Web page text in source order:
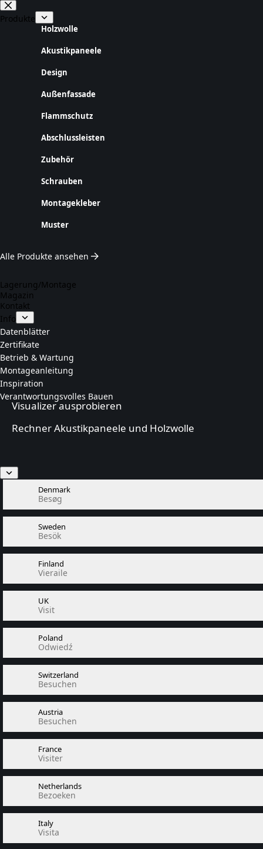
Zum
Inhalt
springen
Produkte
Holzwolle
Akustikpaneele
Design
Außenfassade
Flammschutz
Abschlussleisten
Zubehör
Schrauben
Montagekleber
Muster
Alle Produkte ansehen
Lagerung/Montage
Magazin
Kontakt
Info
Datenblätter
Zertifikate
Betrieb & Wartung
Montageanleitung
Inspiration
Verantwortungsvolles Bauen
Visualizer ausprobieren
Rechner Akustikpaneele und Holzwolle
Denmark
Besøg
Sweden
Besök
Finland
Vieraile
UK
Visit
Poland
Odwiedź
Switzerland
Besuchen
Austria
Besuchen
France
Visiter
Netherlands
Bezoeken
Italy
Visita